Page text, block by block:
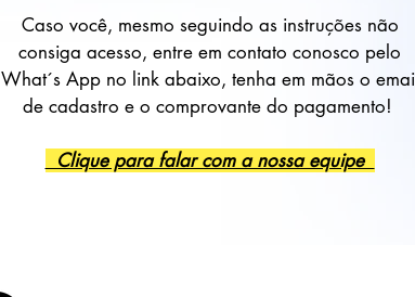
Caso você, mesmo seguindo as instruções não
consiga acesso, entre em contato conosco pelo
What´s App no link abaixo, tenha em mãos o email
de cadastro e o comprovante do pagamento!
Clique para falar com a nossa equipe